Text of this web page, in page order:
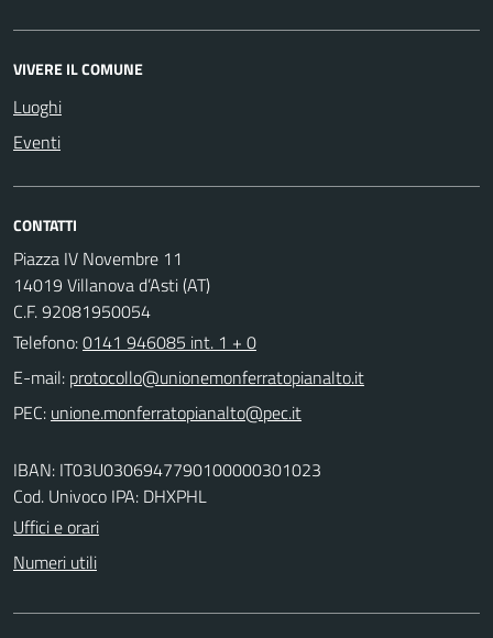
VIVERE IL COMUNE
Luoghi
Eventi
CONTATTI
Piazza IV Novembre 11
14019 Villanova d’Asti (AT)
C.F. 92081950054
Telefono:0141 946085 int. 1 + 0
E-mail:
PEC:
IBAN: IT03U0306947790100000301023
Cod. Univoco IPA: DHXPHL
Uffici e orari
Numeri utili